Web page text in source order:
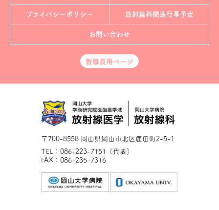
〒700-8558 岡山県岡山市北区鹿田町2-5-1
TEL：086-223-7151（代表）
FAX：086-235-7316
プライバシーポリシー 放射線科関連行事予定
お問い合わせ
教職員用ページ